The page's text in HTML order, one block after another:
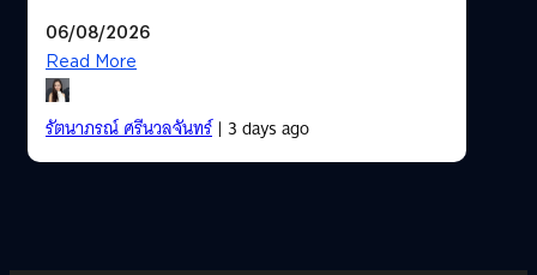
06/08/2026
Read More
รัตนาภรณ์ ศรีนวลจันทร์| 3 days ago